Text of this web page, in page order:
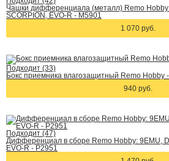
Чашки дифференциала (металл) Remo
SCORPION, EVO-R - M5901
1 070 руб.
Подходит (33)
Бокс приемника влагозащитный Remo Hobby
940 руб.
Подходит (47)
Дифференциал в сборе Remo Hobby: 9EMU,
EVO-R - P2951